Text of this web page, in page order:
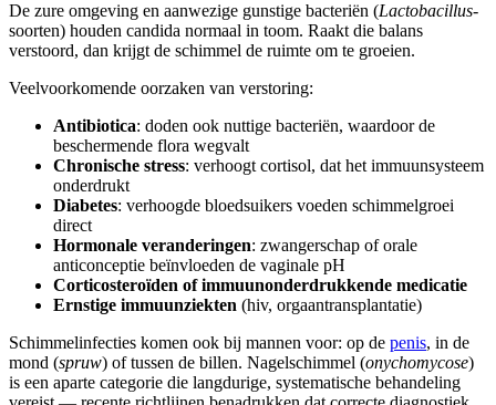
De zure omgeving en aanwezige gunstige bacteriën (Lactobacillus-
soorten) houden candida normaal in toom. Raakt die balans
verstoord, dan krijgt de schimmel de ruimte om te groeien.
Veelvoorkomende oorzaken van verstoring:
Antibiotica: doden ook nuttige bacteriën, waardoor de
beschermende flora wegvalt
Chronische stress: verhoogt cortisol, dat het immuunsysteem
onderdrukt
Diabetes: verhoogde bloedsuikers voeden schimmelgroei
direct
Hormonale veranderingen: zwangerschap of orale
anticonceptie beïnvloeden de vaginale pH
Corticosteroïden of immuunonderdrukkende medicatie
Ernstige immuunziekten (hiv, orgaantransplantatie)
Schimmelinfecties komen ook bij mannen voor: op de penis, in de
mond (spruw) of tussen de billen. Nagelschimmel (onychomycose)
is een aparte categorie die langdurige, systematische behandeling